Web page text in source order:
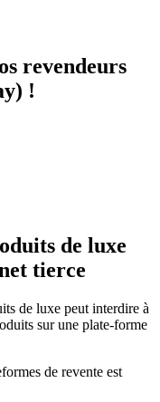
revendeurs
!
de luxe
tierce
de luxe peut interdire à
sur une plate-forme
de revente est